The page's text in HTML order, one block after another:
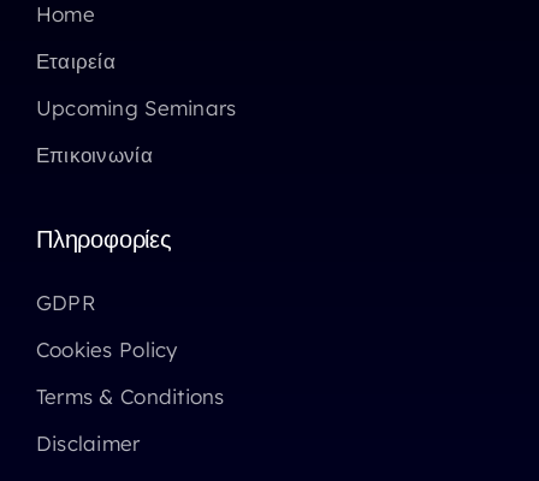
Home
Εταιρεία
Upcoming Seminars
Επικοινωνία
Πληροφορίες
GDPR
Cookies Policy
Terms & Conditions
Disclaimer